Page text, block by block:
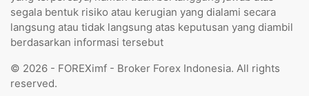
segala bentuk risiko atau kerugian yang dialami secara
langsung atau tidak langsung atas keputusan yang diambil
berdasarkan informasi tersebut
© 2026 - FOREXimf - Broker Forex Indonesia. All rights
reserved.